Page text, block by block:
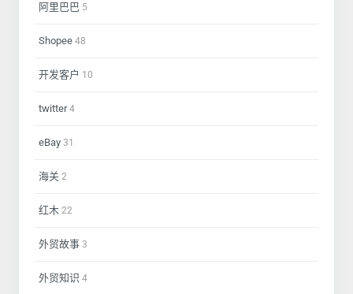
阿里巴巴 5
Shopee 48
开发客户 10
twitter4
eBay 31
海关 2
红木 22
外贸故事 3
外贸知识 4